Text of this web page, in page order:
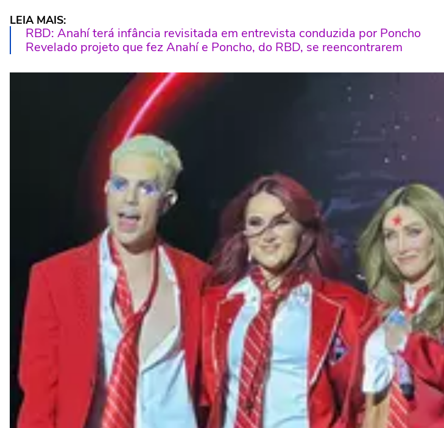
LEIA MAIS:
RBD: Anahí terá infância revisitada em entrevista conduzida por Poncho
Revelado projeto que fez Anahí e Poncho, do RBD, se reencontrarem